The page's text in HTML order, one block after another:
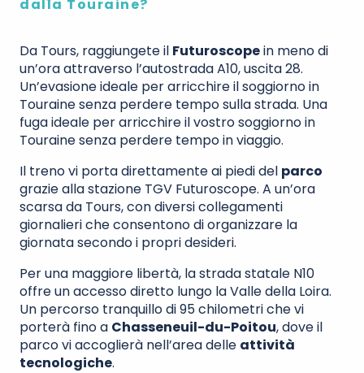
dalla Touraine?
Da Tours, raggiungete il Futuroscopein meno di
un’ora attraverso l’autostrada A10, uscita 28.
Un’evasione ideale per arricchire il soggiorno in
Touraine senza perdere tempo sulla strada. Una
fuga ideale per arricchire il vostro soggiorno in
Touraine senza perdere tempo in viaggio.
Il treno vi porta direttamente ai piedi del parco
grazie alla stazione TGV Futuroscope. A un’ora
scarsa da Tours, con diversi collegamenti
giornalieri che consentono di organizzare la
giornata secondo i propri desideri.
Per una maggiore libertà, la strada statale N10
offre un accesso diretto lungo la Valle della Loira.
Un percorso tranquillo di 95 chilometri che vi
porterà fino a Chasseneuil-du-Poitou, dove il
parco vi accoglierà nell’area delle attività
tecnologiche.